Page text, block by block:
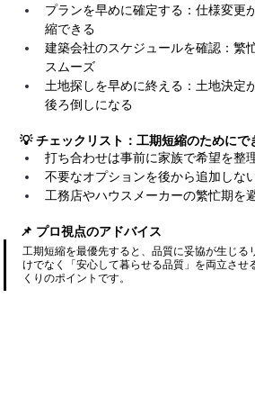
プランを早めに確定する：仕様変更
縮できる
建築会社のスケジュールを確認：繁
スムーズ
土地探しを早めに終える：土地決定
後ろ倒しになる
💡 チェックリスト：工期短縮のためにで
打ち合わせは事前に家族で希望を整
不要なオプションを後から追加しな
工務店やハウスメーカーの繁忙期を
📌 プロ視点のアドバイス
工期短縮を最優先すると、品質に妥協が生じる
けでなく「安心して暮らせる品質」を両立させ
くりのポイントです。